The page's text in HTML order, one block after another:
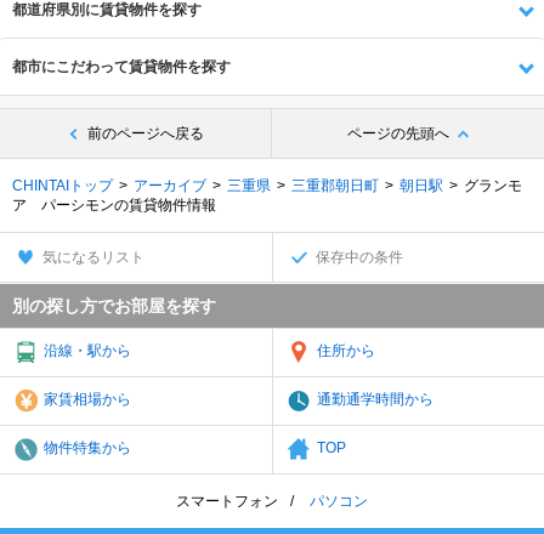
都道府県別に賃貸物件を探す
都市にこだわって賃貸物件を探す
前のページへ戻る ページの先頭へ
CHINTAIトップ アーカイブ 三重県 三重郡朝日町 朝日駅
グランモ
ア パーシモンの賃貸物件情報
気になるリスト 保存中の条件
別の探し方でお部屋を探す
沿線・駅から 住所から
家賃相場から 通勤通学時間から
物件特集から TOP
スマートフォン パソコン